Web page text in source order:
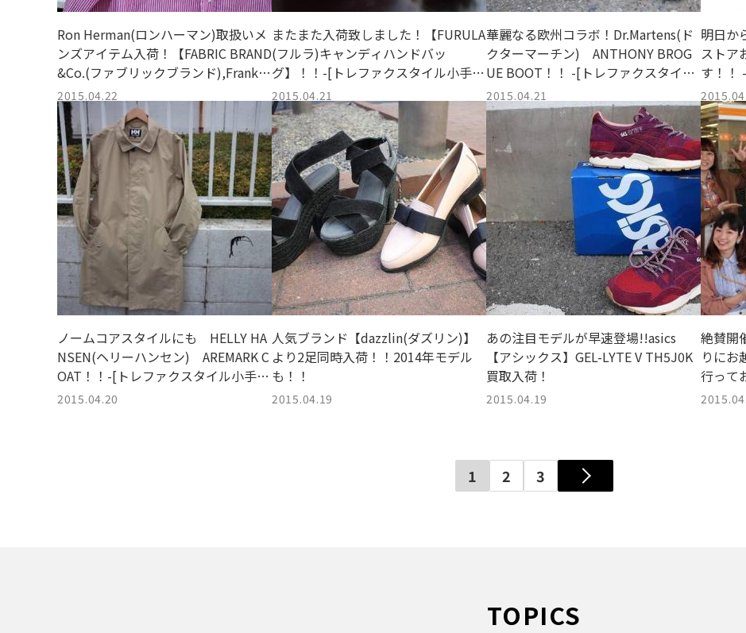
Ron Herman(ロンハーマン)取扱いメ
ンズアイテム入荷！【FABRIC BRAND
&Co.(ファブリックブランド),Frank &
Eileen (フランク&アイリーン)】
2015.04.22
またまた入荷致しました！【FURULA
(フルラ)キャンディハンドバッ
グ】！！-[トレファクスタイル小手指
店]
2015.04.21
華麗なる欧州コラボ！Dr.Martens(ド
クターマーチン) ANTHONY BROG
UE BOOT！！ -[トレファクスタイル
小手指店]
2015.04.21
明日か
ストア
す！！
店]
ノームコアスタイルにも HELLY HA
NSEN(ヘリーハンセン) AREMARK C
OAT！！-[トレファクスタイル小手指
店]
2015.04.20
人気ブランド【dazzlin(ダズリン)】
より2足同時入荷！！2014年モデル
も！！
2015.04.19
あの注目モデルが早速登場!!asics
【アシックス】GEL-LYTE V TH5J0K
買取入荷！
2015.04.19
絶賛開
りにお
行って
タイル
1 2 3
TOPICS